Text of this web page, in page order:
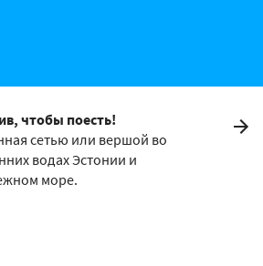
чтобы поесть!
сетью или вершой во
водах Эстонии и
море.